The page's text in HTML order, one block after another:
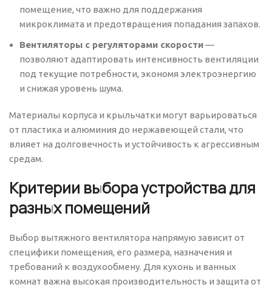
помещение, что важно для поддержания
микроклимата и предотвращения попадания запахов.
Вентиляторы с регуляторами скорости—
позволяют адаптировать интенсивность вентиляции
под текущие потребности, экономя электроэнергию
и снижая уровень шума.
Материалы корпуса и крыльчатки могут варьироваться
от пластика и алюминия до нержавеющей стали, что
влияет на долговечность и устойчивость к агрессивным
средам.
Критерии выбора устройства для
разных помещений
Выбор вытяжного вентилятора напрямую зависит от
специфики помещения, его размера, назначения и
требований к воздухообмену. Для кухонь и ванных
комнат важна высокая производительность и защита от